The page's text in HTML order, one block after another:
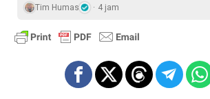
Tim Humas 4 jam